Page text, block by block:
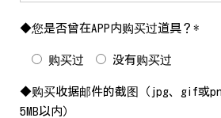
◆您是否曾在APP内购买过道具？*
购买过 没有购买过
◆购买收据邮件的截图（jpg、gif或
5MB以内）